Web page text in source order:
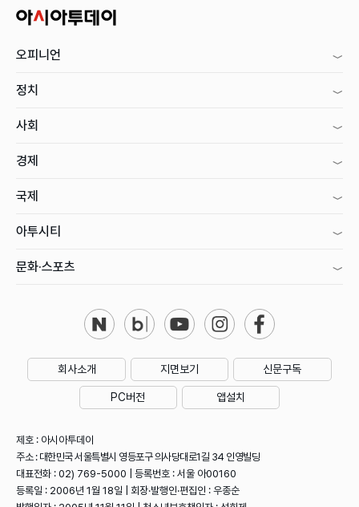
오피니언
정치
사회
경제
국제
아투시티
문화·스포츠
회사소개 지면보기 신문구독
PC버전 앱설치
제호 : 아시아투데이
주소 : 대한민국 서울특별시 영등포구 의사당대로1길 34 인영빌딩
대표전화 : 02) 769-5000 | 등록번호 : 서울 아00160
등록일 : 2006년 1월 18일 | 회장·발행인·편집인 : 우종순